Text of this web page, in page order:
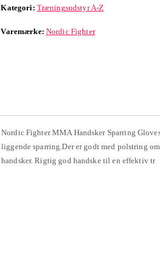
Kategori: Træningsudstyr A-Z
Varemærke: Nordic Fighter
Nordic Fighter MMA Handsker Sparring
liggende sparring.Der er godt med polstring
handsker. Rigtig god handske til en effektiv tr